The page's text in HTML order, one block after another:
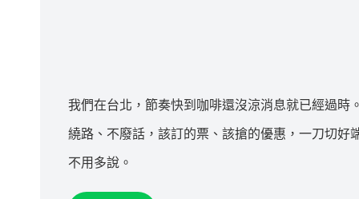
我們在台北，節奏快到咖啡還沒涼消息就已經過
繞路、不廢話，該訂的票、該搶的優惠，一刀切
不用多說。